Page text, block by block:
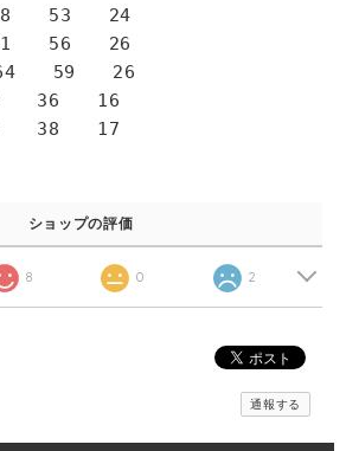
53 24
56 26
59 26
36 16
38 17
ショップの評価
8 0 2
通報する